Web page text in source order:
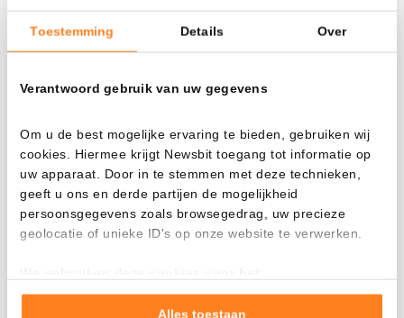
Toestemming Details Over
Verantwoord gebruik van uw gegevens
Om u de best mogelijke ervaring te bieden, gebruiken wij
cookies. Hiermee krijgt Newsbit toegang tot informatie op
uw apparaat. Door in te stemmen met deze technieken,
geeft u ons en derde partijen de mogelijkheid
persoonsgegevens zoals browsegedrag, uw precieze
geolocatie of unieke ID's op onze website te verwerken.
Goed laten functioneren van deze website
Verzamelen van gebruiksstatistieken
Alles toestaan
Mira cuánto valor tendrías hoy si hubieras
aplicado el dollar-cost averaging en distintas
Cada Desde
$
---